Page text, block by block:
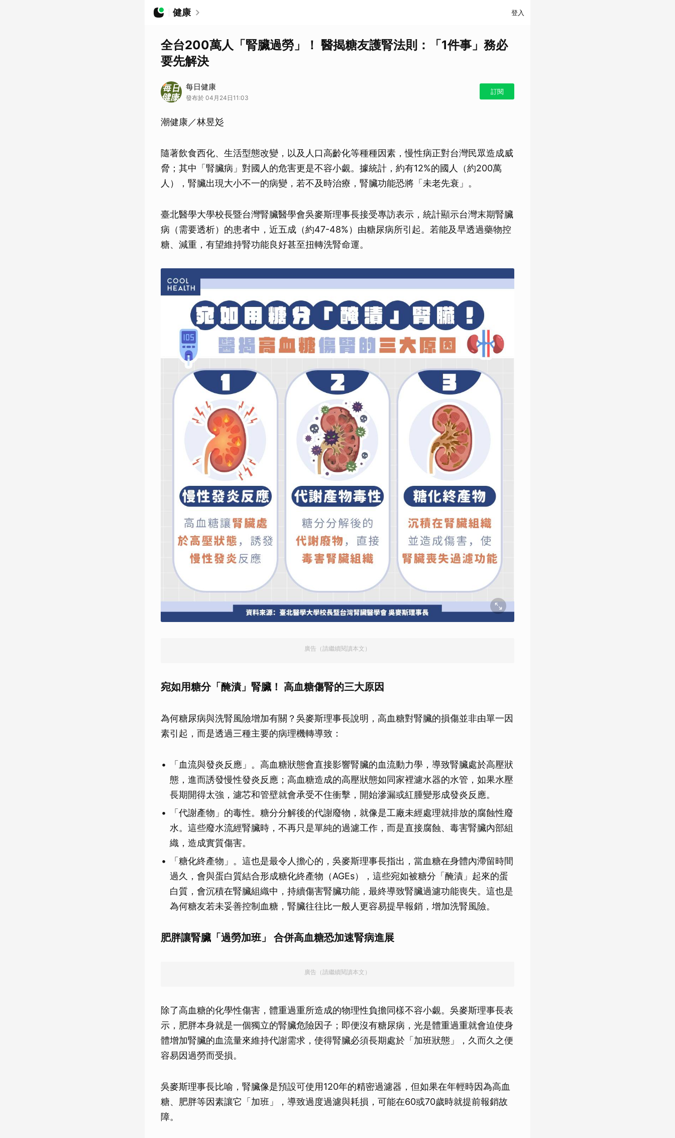
健康 登入
全台200萬人「腎臟過勞」！ 醫揭糖友護腎法則：「1件事」務必
要先解決
每日健康
發布於 04月24日11:03
訂閱
潮健康／林昱彣
隨著飲食西化、生活型態改變，以及人口高齡化等種種因素，慢性病正對台灣民眾造成威
脅；其中「腎臟病」對國人的危害更是不容小覷。據統計，約有12%的國人（約200萬
人），腎臟出現大小不一的病變，若不及時治療，腎臟功能恐將「未老先衰」。
臺北醫學大學校長暨台灣腎臟醫學會吳麥斯理事長接受專訪表示，統計顯示台灣末期腎臟
病（需要透析）的患者中，近五成（約47-48%）由糖尿病所引起。若能及早透過藥物控
糖、減重，有望維持腎功能良好甚至扭轉洗腎命運。
廣告（請繼續閱讀本文）
宛如用糖分「醃漬」腎臟！ 高血糖傷腎的三大原因
為何糖尿病與洗腎風險增加有關？吳麥斯理事長說明，高血糖對腎臟的損傷並非由單一因
素引起，而是透過三種主要的病理機轉導致：
「血流與發炎反應」。高血糖狀態會直接影響腎臟的血流動力學，導致腎臟處於高壓狀
態，進而誘發慢性發炎反應；高血糖造成的高壓狀態如同家裡濾水器的水管，如果水壓
長期開得太強，濾芯和管壁就會承受不住衝擊，開始滲漏或紅腫變形成發炎反應。
「代謝產物」的毒性。糖分分解後的代謝廢物，就像是工廠未經處理就排放的腐蝕性廢
水。這些廢水流經腎臟時，不再只是單純的過濾工作，而是直接腐蝕、毒害腎臟內部組
織，造成實質傷害。
「糖化終產物」。這也是最令人擔心的，吳麥斯理事長指出，當血糖在身體內滯留時間
過久，會與蛋白質結合形成糖化終產物（AGEs），這些宛如被糖分「醃漬」起來的蛋
白質，會沉積在腎臟組織中，持續傷害腎臟功能，最終導致腎臟過濾功能喪失。這也是
為何糖友若未妥善控制血糖，腎臟往往比一般人更容易提早報銷，增加洗腎風險。
肥胖讓腎臟「過勞加班」 合併高血糖恐加速腎病進展
廣告（請繼續閱讀本文）
除了高血糖的化學性傷害，體重過重所造成的物理性負擔同樣不容小覷。吳麥斯理事長表
示，肥胖本身就是一個獨立的腎臟危險因子；即便沒有糖尿病，光是體重過重就會迫使身
體增加腎臟的血流量來維持代謝需求，使得腎臟必須長期處於「加班狀態」，久而久之便
容易因過勞而受損。
吳麥斯理事長比喻，腎臟像是預設可使用120年的精密過濾器，但如果在年輕時因為高血
糖、肥胖等因素讓它「加班」，導致過度過濾與耗損，可能在60或70歲時就提前報銷故
障。